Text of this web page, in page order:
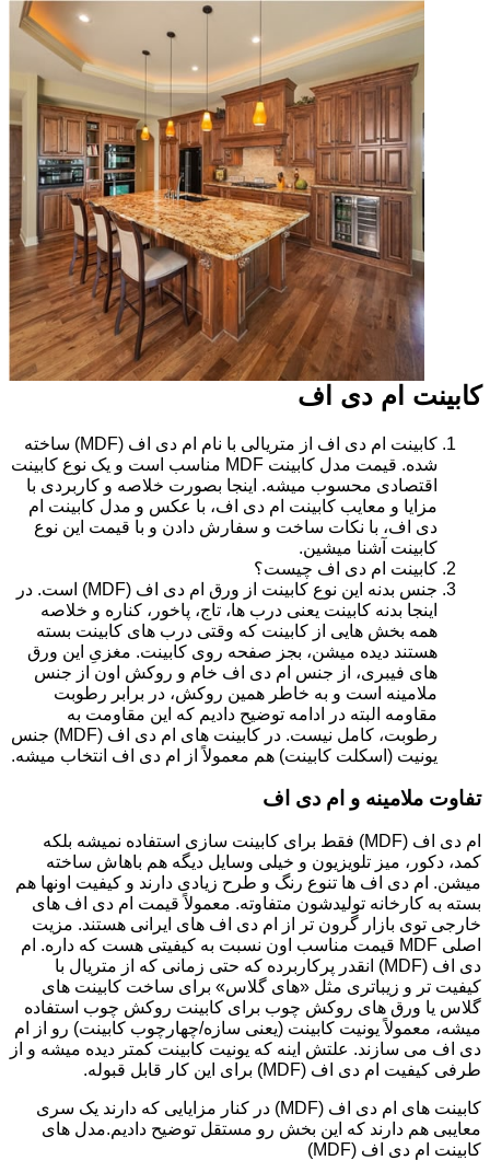
کابینت ام دی اف
کابینت ام دی اف از متریالی با نام ام دی اف (MDF) ساخته
شده. قیمت مدل کابینت MDF مناسب است و یک نوع کابینت
اقتصادی محسوب میشه. اینجا بصورت خلاصه و کاربردی با
مزایا و معایب کابینت ام دی اف، با عکس و مدل کابینت ام
دی اف، با نکات ساخت و سفارش دادن و با قیمت این نوع
کابینت آشنا میشین.
کابینت ام دی اف چیست؟
جنس بدنه این نوع کابینت از ورق ام دی اف (MDF) است. در
اینجا بدنه کابینت یعنی درب ها، تاج، پاخور، کناره و خلاصه
همه بخش هایی از کابینت که وقتی درب های کابینت بسته
هستند دیده میشن، بجز صفحه روی کابینت. مغزیِ این ورق
های فیبری، از جنس ام دی اف خام و روکش اون از جنس
ملامینه است و به خاطر همین روکش، در برابر رطوبت
مقاومه البته در ادامه توضیح دادیم که این مقاومت به
رطوبت، کامل نیست. در کابینت های ام دی اف (MDF) جنس
یونیت (اسکلت کابینت) هم معمولاً از ام دی اف انتخاب میشه.
تفاوت ملامینه و ام دی اف
ام دی اف (MDF) فقط برای کابینت سازی استفاده نمیشه بلکه
کمد، دکور، میز تلویزیون و خیلی وسایل دیگه هم باهاش ساخته
میشن. ام دی اف ها تنوع رنگ و طرح زیادی دارند و کیفیت اونها هم
بسته به کارخانه تولیدشون متفاوته. معمولاً قیمت ام دی اف های
خارجی توی بازار گرون تر از ام دی اف های ایرانی هستند. مزیت
اصلی MDF قیمت مناسب اون نسبت به کیفیتی هست که داره. ام
دی اف (MDF) انقدر پرکاربرده که حتی زمانی که از متریال با
کیفیت تر و زیباتری مثل «های گلاس» برای ساخت کابینت های
گلاس یا ورق های روکش چوب برای کابینت روکش چوب استفاده
میشه، معمولاً یونیت کابینت (یعنی سازه/چهارچوب کابینت) رو از ام
دی اف می سازند. علتش اینه که یونیت کابینت کمتر دیده میشه و از
طرفی کیفیت ام دی اف (MDF) برای این کار قابل قبوله.
کابینت های ام دی اف (MDF) در کنار مزایایی که دارند یک سری
معایبی هم دارند که این بخش رو مستقل توضیح دادیم.مدل های
کابینت ام دی اف (MDF)